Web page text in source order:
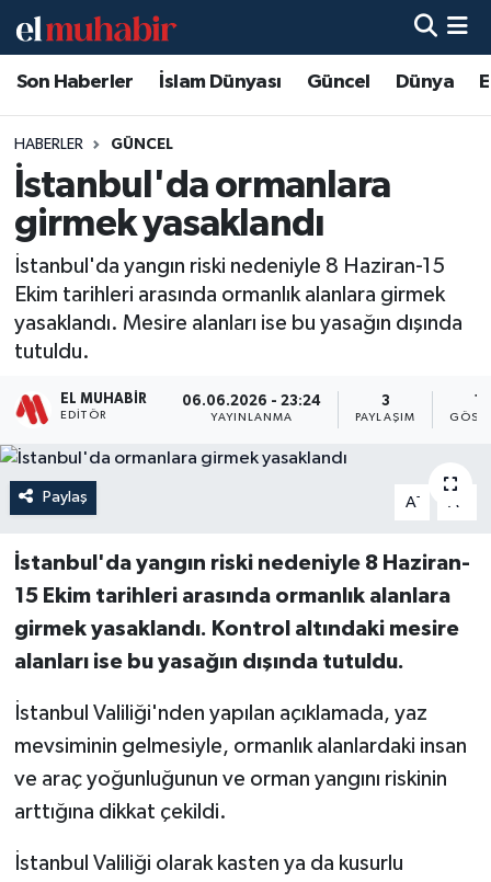
Son Haberler İslam Dünyası Güncel Dünya
HABERLER GÜNCEL
İstanbul'da ormanlara
girmek yasaklandı
İstanbul'da yangın riski nedeniyle 8 Haziran-15
Ekim tarihleri arasında ormanlık alanlara girmek
yasaklandı. Mesire alanları ise bu yasağın dışında
tutuldu.
EL MUHABIR
EDITÖR
06.06.2026 - 23:24
YAYINLANMA
3
PAYLAŞIM
Paylaş A- A
İstanbul'da yangın riski nedeniyle 8 Haziran-
15 Ekim tarihleri arasında ormanlık alanlara
girmek yasaklandı. Kontrol altındaki mesire
alanları ise bu yasağın dışında tutuldu.
İstanbul Valiliği'nden yapılan açıklamada, yaz
mevsiminin gelmesiyle, ormanlık alanlardaki insan
ve araç yoğunluğunun ve orman yangını riskinin
arttığına dikkat çekildi.
İstanbul Valiliği olarak kasten ya da kusurlu
Hava Durumu
Trafik Durumu
Süper Lig Puan Durumu ve Fikstür
Son Dakika Haberleri
Haber Arşivi